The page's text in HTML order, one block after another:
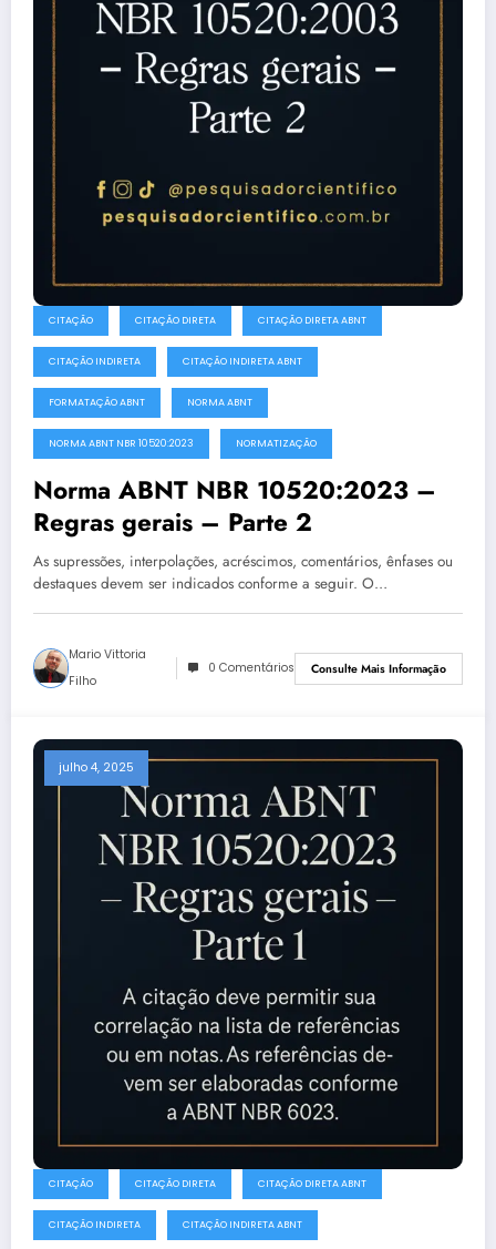
CITAÇÃO CITAÇÃO DIRETA CITAÇÃO DIRETA ABNT
CITAÇÃO INDIRETA CITAÇÃO INDIRETA ABNT
FORMATAÇÃO ABNT NORMA ABNT
NORMA ABNT NBR 10520:2023 NORMATIZAÇÃO
Norma ABNT NBR 10520:2023 –
Regras gerais – Parte 2
As supressões, interpolações, acréscimos, comentários, ênfases ou
destaques devem ser indicados conforme a seguir. O…
Mario Vittoria
Filho
0 Comentários Consulte Mais Informação
julho 4, 2025
CITAÇÃO CITAÇÃO DIRETA CITAÇÃO DIRETA ABNT
CITAÇÃO INDIRETA CITAÇÃO INDIRETA ABNT